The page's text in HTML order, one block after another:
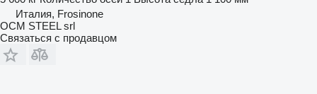
Италия, Frosinone
OCM STEEL srl
Связаться с продавцом